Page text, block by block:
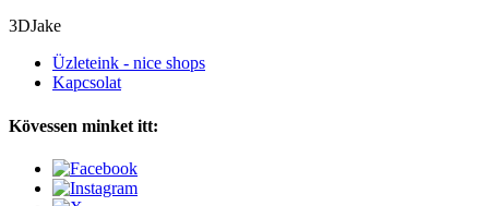
3DJake
Üzleteink - nice shops
Kapcsolat
Kövessen minket itt: